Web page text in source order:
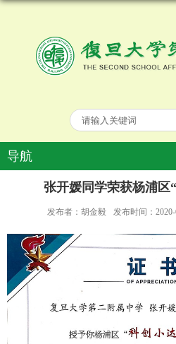
导航
张开媛同学荣获杨浦区
发布者：胡金毅 发布时间：